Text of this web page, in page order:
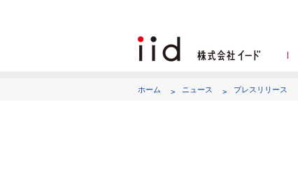
ホーム ニュース プレスリリース